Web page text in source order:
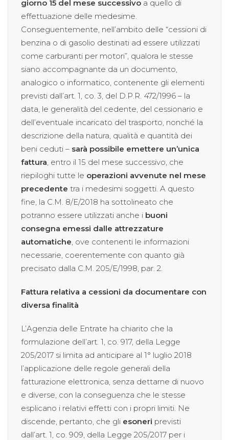
giorno 15 del mese successivo a quello di
effettuazione delle medesime.
Conseguentemente, nell’ambito delle “cessioni di
benzina o di gasolio destinati ad essere utilizzati
come carburanti per motori”, qualora le stesse
siano accompagnante da un documento,
analogico o informatico, contenente gli elementi
previsti dall’art. 1, co. 3, del D.P.R. 472/1996 – la
data, le generalità del cedente, del cessionario e
dell’eventuale incaricato del trasporto, nonché la
descrizione della natura, qualità e quantità dei
beni ceduti – sarà possibile emettere un’unica
fattura , entro il 15 del mese successivo, che
riepiloghi tutte le operazioni avvenute nel mese
precedente tra i medesimi soggetti. A questo
fine, la C.M. 8/E/2018 ha sottolineato che
potranno essere utilizzati anche i buoni
consegna emessi dalle attrezzature
automatiche , ove contenenti le informazioni
necessarie, coerentemente con quanto già
precisato dalla C.M. 205/E/1998, par. 2.
Fattura relativa a cessioni da documentare con
diversa finalità
L’Agenzia delle Entrate ha chiarito che la
formulazione dell’art. 1, co. 917, della Legge
205/2017 si limita ad anticipare al 1° luglio 2018
l’applicazione delle regole generali della
fatturazione elettronica, senza dettarne di nuovo
e diverse, con la conseguenza che le stesse
esplicano i relativi effetti con i propri limiti. Ne
discende, pertanto, che gli esoneri previsti
dall’art. 1, co. 909, della Legge 205/2017 per i